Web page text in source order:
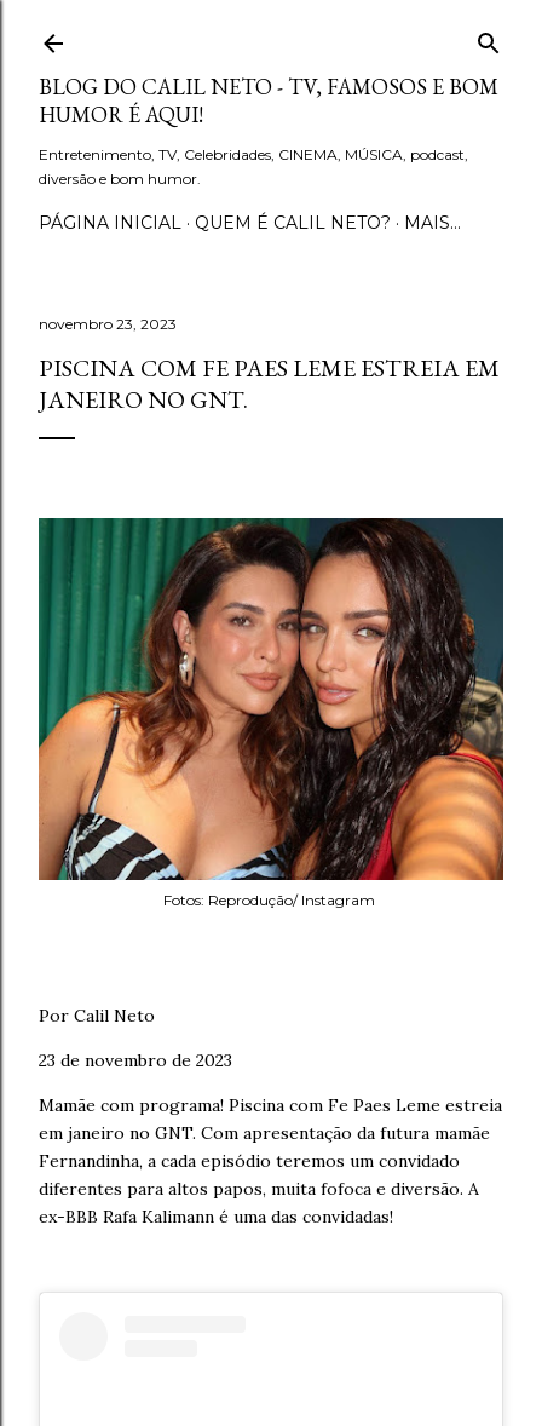
Pular para o conteúdo principal
BLOG DO CALIL NETO - TV, FAMOSOS E BOM
HUMOR É AQUI!
Entretenimento, TV, Celebridades, CINEMA, MÚSICA, podcast,
diversão e bom humor.
PÁGINA INICIAL QUEM É CALIL NETO? MAIS…
novembro 23, 2023
PISCINA COM FE PAES LEME ESTREIA EM
JANEIRO NO GNT.
Fotos: Reprodução/ Instagram
Por Calil Neto
23 de novembro de 2023
Mamãe com programa! Piscina com Fe Paes Leme estreia
em janeiro no GNT. Com apresentação da futura mamãe
Fernandinha, a cada episódio teremos um convidado
diferentes para altos papos, muita fofoca e diversão. A
ex-BBB Rafa Kalimann é uma das convidadas!